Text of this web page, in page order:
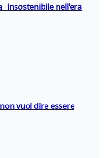
insostenibile nell’era
vuol dire essere